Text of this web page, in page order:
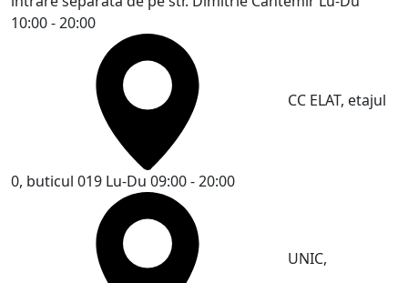
10:00 - 20:00
CC ELAT, etajul
0, buticul 019 Lu-Du 09:00 - 20:00
UNIC,